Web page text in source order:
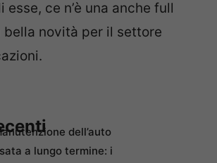
esse, ce n’è una anche full
bella novità per il settore
dell’auto
a lungo termine: i